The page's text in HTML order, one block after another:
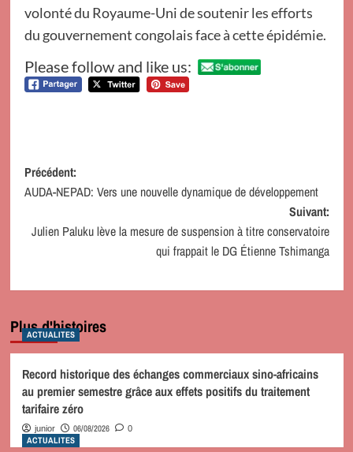
volonté du Royaume-Uni de soutenir les efforts
du gouvernement congolais face à cette épidémie.
Please follow and like us:
Navigation
d’article
Précédent:
AUDA-NEPAD: Vers une nouvelle dynamique de développement
Suivant:
Julien Paluku lève la mesure de suspension à titre conservatoire
qui frappait le DG Étienne Tshimanga
Plus d'histoires
ACTUALITES
Record historique des échanges commerciaux sino-africains
au premier semestre grâce aux effets positifs du traitement
tarifaire zéro
junior 06/08/2026 0
ACTUALITES